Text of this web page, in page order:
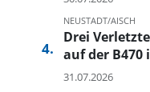
NEUSTADT/AISCH
Drei
auf der
31.07.2026